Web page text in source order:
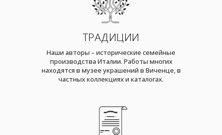
ТРАДИЦИИ
Наши авторы – исторические семейные
производства Италии. Работы многих
находятся в музее украшений в Виченце, в
частных коллекциях и каталогах.